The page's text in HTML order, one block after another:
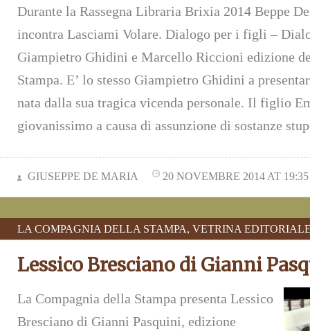
Durante la Rassegna Libraria Brixia 2014 Beppe
incontra Lasciami Volare. Dialogo per i figli –
Giampietro Ghidini e Marcello Riccioni edizione
Stampa. E’ lo stesso Giampietro Ghidini a
nata dalla sua tragica vicenda personale. Il figlio
giovanissimo a causa di assunzione di sostanze
GIUSEPPE DE MARIA 20 NOVEMBRE 2014 AT 19:35
LA COMPAGNIA DELLA STAMPA, VETRINA
Lessico Bresciano di Gianni
La Compagnia della Stampa presenta Lessico
Bresciano di Gianni Pasquini, edizione